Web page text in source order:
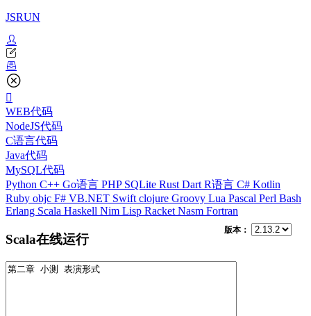
JSRUN
WEB代码
NodeJS代码
C语言代码
Java代码
MySQL代码
Python C++ Go语言 PHP SQLite Rust Dart R语言 C# Kotlin
Ruby objc F# VB.NET Swift clojure Groovy Lua Pascal Perl Bash
Erlang Scala Haskell Nim Lisp Racket Nasm Fortran
Scala在线运行
版本：